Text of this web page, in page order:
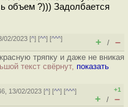
объем ?))) Задолбается
02/2023 [^] [^^] [^^^]
+ / –
тряпку и даже не вникая
текст свёрнут, показать
13/02/2023 [^] [^^] [^^^]
+1
+ / –